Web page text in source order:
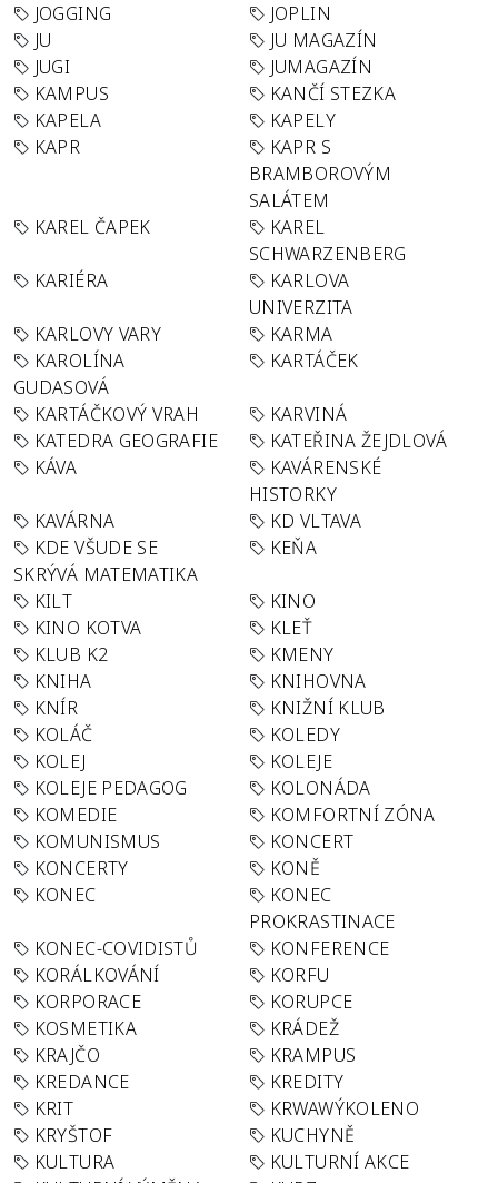
JOGGING
JOPLIN
JU
JU MAGAZÍN
JUGI
JUMAGAZÍN
KAMPUS
KANČÍ STEZKA
KAPELA
KAPELY
KAPR
KAPR S
BRAMBOROVÝM
SALÁTEM
KAREL ČAPEK
KAREL
SCHWARZENBERG
KARIÉRA
KARLOVA
UNIVERZITA
KARLOVY VARY
KARMA
KAROLÍNA
GUDASOVÁ
KARTÁČEK
KARTÁČKOVÝ VRAH
KARVINÁ
KATEDRA GEOGRAFIE
KATEŘINA ŽEJDLOVÁ
KÁVA
KAVÁRENSKÉ
HISTORKY
KAVÁRNA
KD VLTAVA
KDE VŠUDE SE
SKRÝVÁ MATEMATIKA
KEŇA
KILT
KINO
KINO KOTVA
KLEŤ
KLUB K2
KMENY
KNIHA
KNIHOVNA
KNÍR
KNIŽNÍ KLUB
KOLÁČ
KOLEDY
KOLEJ
KOLEJE
KOLEJE PEDAGOG
KOLONÁDA
KOMEDIE
KOMFORTNÍ ZÓNA
KOMUNISMUS
KONCERT
KONCERTY
KONĚ
KONEC
KONEC
PROKRASTINACE
KONEC-COVIDISTŮ
KONFERENCE
KORÁLKOVÁNÍ
KORFU
KORPORACE
KORUPCE
KOSMETIKA
KRÁDEŽ
KRAJČO
KRAMPUS
KREDANCE
KREDITY
KRIT
KRWAWÝKOLENO
KRYŠTOF
KUCHYNĚ
KULTURA
KULTURNÍ AKCE